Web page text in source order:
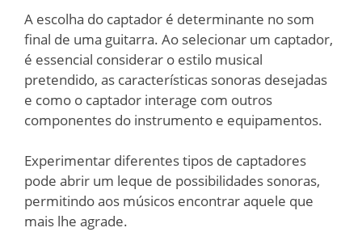
A escolha do captador é determinante no som
final de uma guitarra. Ao selecionar um captador,
é essencial considerar o estilo musical
pretendido, as características sonoras desejadas
e como o captador interage com outros
componentes do instrumento e equipamentos.
Experimentar diferentes tipos de captadores
pode abrir um leque de possibilidades sonoras,
permitindo aos músicos encontrar aquele que
mais lhe agrade.